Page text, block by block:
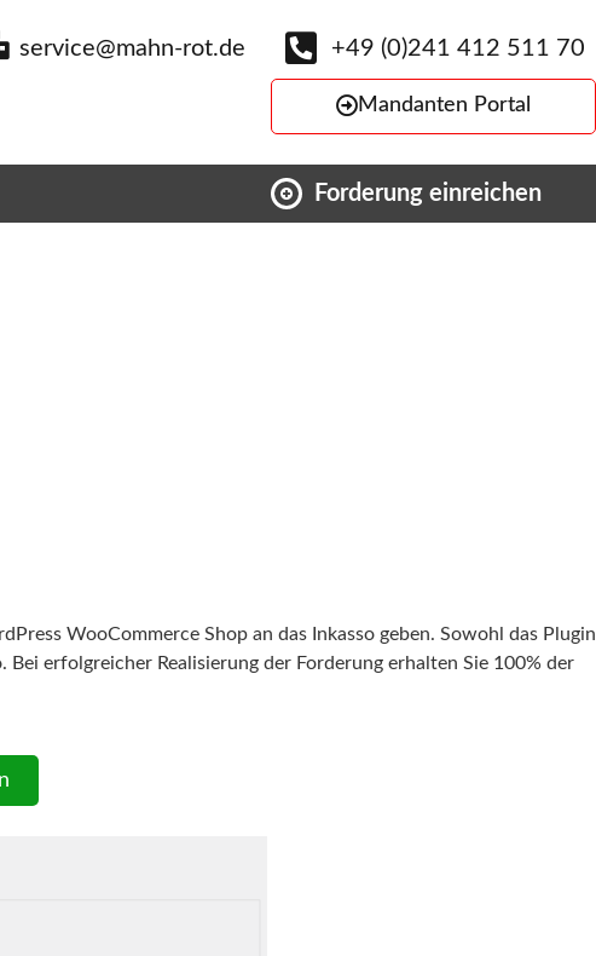
service@mahn-rot.de +49 (0)241 412 511 70
Mandanten Portal
Forderung einreichen
WooCommerce Shop an das Inkasso geben. Sowohl das Plugin
erfolgreicher Realisierung der Forderung erhalten Sie 100% der